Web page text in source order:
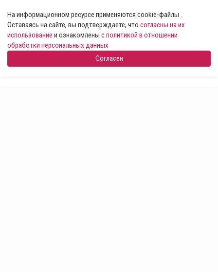
На информационном ресурсе применяются cookie-файлы .
Оставаясь на сайте, вы подтверждаете, что согласны на их
использование и ознакомлены сполитикой в отношении
обработки персональных данных
Согласен